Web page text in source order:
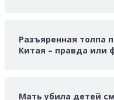
Разъяренная толпа
Китая – правда или
Мать убила детей